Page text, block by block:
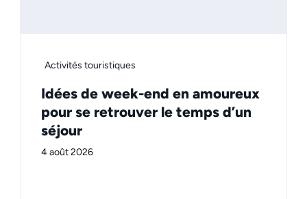
Activités touristiques
Idées de week-end en amoureux
pour se retrouver le temps d’un
séjour
4 août 2026